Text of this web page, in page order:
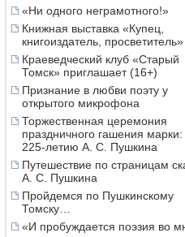
«Ни одного неграмотного!»
Книжная выставка «Купец,
книгоиздатель,
Краеведческий клуб «Старый
Томск» приглашает (16+)
Признание в любви поэту у
открытого микрофона
Торжественная церемония
праздничного гашения марки:
225-летию А. С. Пушкина
Путешествие по страницам
А. С. Пушкина
Пройдемся по Пушкинскому
Томску…
«И пробуждается поэзия во